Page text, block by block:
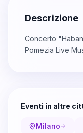
Descrizione
Concerto
Pomezia Live
Eventi in altre
Milano